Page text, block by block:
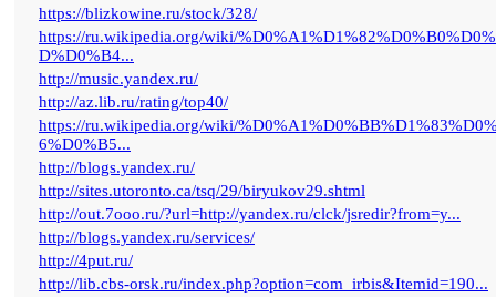
https://blizkowine.ru/stock/328/
https://ru.wikipedia.org/wiki/
D%D0%B4...
http://music.yandex.ru/
http://az.lib.ru/rating/top40/
https://ru.wikipedia.org/wiki/
6%D0%B5...
http://blogs.yandex.ru/
http://sites.utoronto.ca/tsq/29/biryukov29.shtml
http://out.7ooo.ru/?url=http://yandex.ru/clck/jsredir?from=y...
http://blogs.yandex.ru/services/
http://4put.ru/
http://lib.cbs-orsk.ru/index.php?option=com_irbis&Itemid=190...